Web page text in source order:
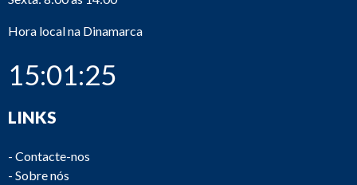
Hora local na Dinamarca
15:01:25
LINKS
- Contacte-nos
- Sobre nós